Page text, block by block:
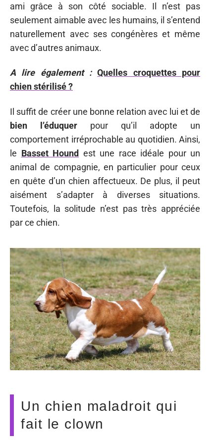
ami grâce à son côté sociable. Il n’est pas
seulement aimable avec les humains, il s’entend
naturellement avec ses congénères et même
avec d’autres animaux.
A lire également : Quelles croquettes pour
chien stérilisé ?
Il suffit de créer une bonne relation avec lui et de
bien l’éduquer pour qu’il adopte un
comportement irréprochable au quotidien. Ainsi,
le Basset Hound est une race idéale pour un
animal de compagnie, en particulier pour ceux
en quête d’un chien affectueux. De plus, il peut
aisément s’adapter à diverses situations.
Toutefois, la solitude n’est pas très appréciée
par ce chien.
Un chien maladroit qui
fait le clown